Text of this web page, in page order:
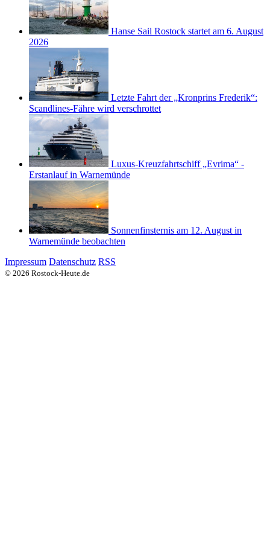
Hanse Sail Rostock startet am 6. August
2026
Letzte Fahrt der „Kronprins Frederik“:
Scandlines-Fähre wird verschrottet
Luxus-Kreuzfahrtschiff „Evrima“ -
Erstanlauf in Warnemünde
Sonnenfinsternis am 12. August in
Warnemünde beobachten
Impressum Datenschutz RSS
© 2026 Rostock-Heute.de